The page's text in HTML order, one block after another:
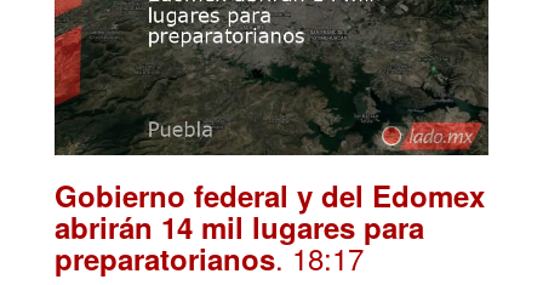
Gobierno federal y del Edomex
abrirán 14 mil lugares para
preparatorianos. 18:17